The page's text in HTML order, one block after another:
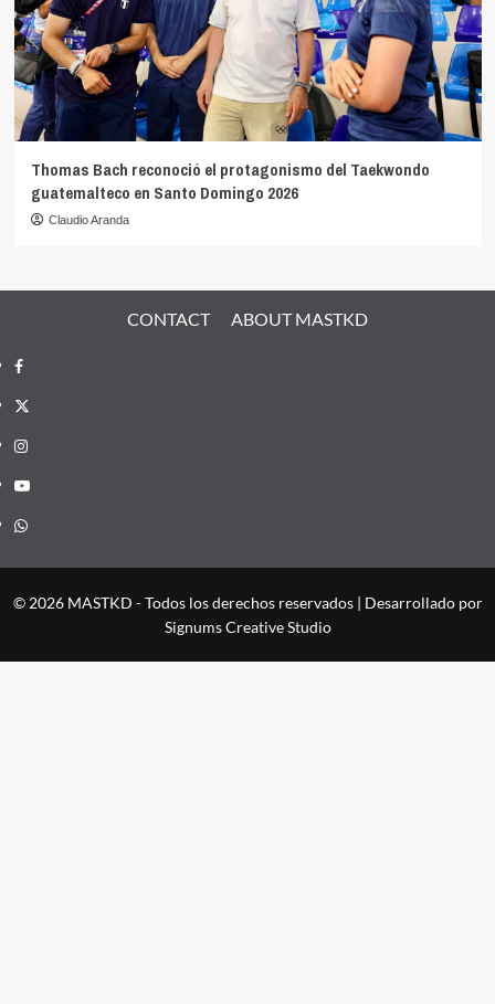
Thomas Bach reconoció el protagonismo del Taekwondo
guatemalteco en Santo Domingo 2026
Claudio Aranda
CONTACT ABOUT MASTKD
Facebook
X
Instagram
YouTube
Whatsapp